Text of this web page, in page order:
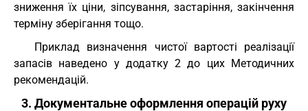
зниження їх ціни, зіпсування, застаріння, закінчення
терміну зберігання тощо.
Приклад визначення чистої вартості реалізації
запасів наведено у додатку 2 до цих Методичних
рекомендацій.
3. Документальне оформлення операцій руху